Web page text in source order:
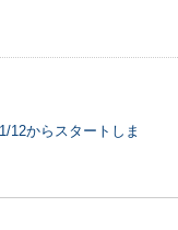
12からスタートしま